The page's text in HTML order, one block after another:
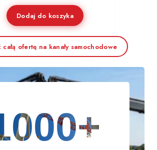
Dodaj do koszyka
ofertę na kanały samochodowe